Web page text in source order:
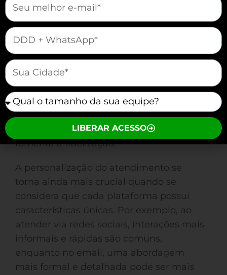
Canal
Atender de forma personalizada pode
transformar a experiência do cliente em
diversas plataformas. A diversidade de
canais disponíveis exige que você adapte
a comunicação e abordagem de acordo
com as necessidades específicas de cada
cliente. Essa personalização não apenas
melhora o relacionamento, mas também
fomenta a fidelização.
A personalização do atendimento se
torna ainda mais crucial quando se
considera que cada plataforma possui
características únicas. Por exemplo, ao
atender via redes sociais, interações mais
informais e rápidas são comuns,
enquanto no email, uma abordagem
mais formal e detalhada pode ser mais
mauticform[telefone]
mauticform[cidade]
mauticform[equipe]
LIBERAR ACESSO